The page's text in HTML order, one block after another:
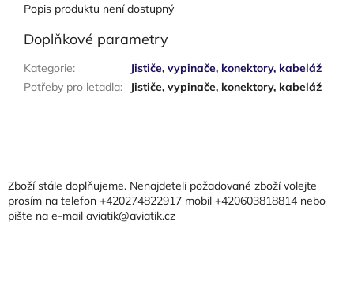
Popis produktu není dostupný
Doplňkové parametry
Kategorie:
Jističe, vypinače, konektory, kabeláž
Potřeby pro letadla: Jističe, vypinače, konektory, kabeláž
aZboží stále doplňujeme. Nenajdeteli požadované zboží volejte
prosím na telefon +420274822917 mobil +420603818814 nebo
pište na e-mail aviatik@aviatik.cz